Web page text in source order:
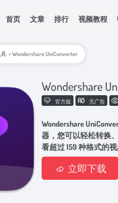
首页 文章 排行 视频教程
• Wondershare UniConverter
Wondershare
官方版 无广告
Wondershare
器，您可以轻松转换
看超过 159 种格式的
立即下载